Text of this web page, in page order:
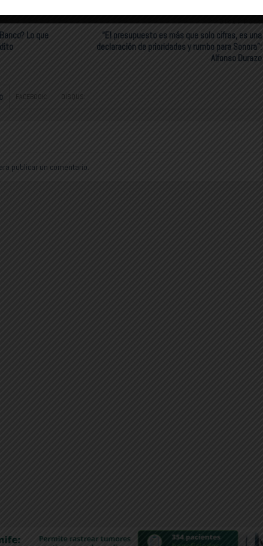
Lo que
Older Post
“El presupuesto es más que solo cifras, es una
declaración de prioridades y rumbo para Sonora”:
Alfonso Durazo
0 FACEBOOK: DISQUS:
publicar un comentario.